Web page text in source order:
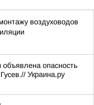
воздуховодов
опасность
Украина.ру